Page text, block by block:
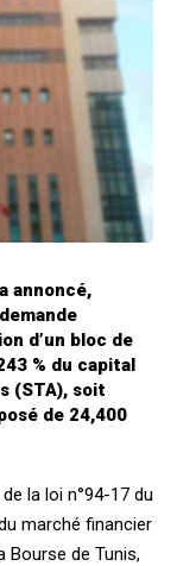
annoncé,
d’un bloc de
% du capital
(STA), soit
de 24,400
la loi n°94-17 du
marché financier
Bourse de Tunis,